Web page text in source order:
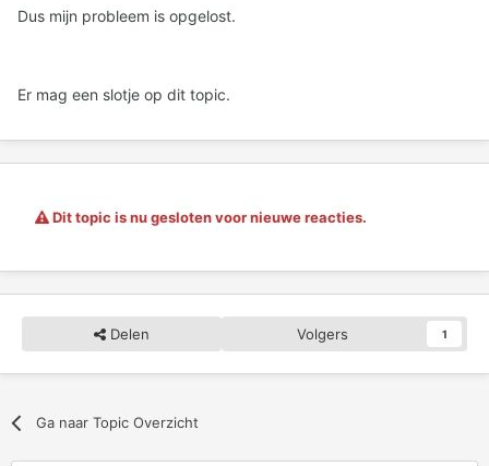
Dus mijn probleem is opgelost.
Er mag een slotje op dit topic.
Dit topic is nu gesloten voor nieuwe reacties.
Delen Volgers 1
Ga naar Topic Overzicht